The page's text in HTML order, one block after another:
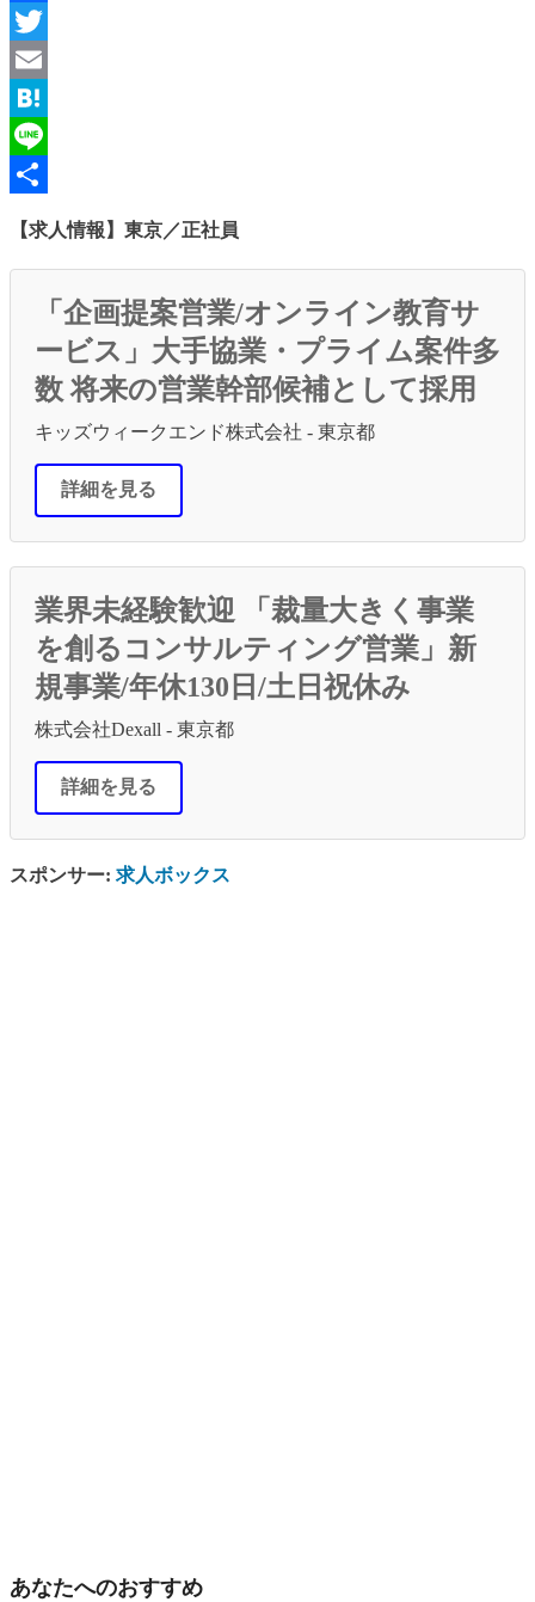
Facebook
Twitter
Email
Hatena
Line
【求人情報】東京／正社員
「企画提案営業/オンライン教育サ
ービス」大手協業・プライム案件多
数 将来の営業幹部候補として採用
キッズウィークエンド株式会社 - 東京都
詳細を見る
業界未経験歓迎 「裁量大きく事業
を創るコンサルティング営業」新
規事業/年休130日/土日祝休み
株式会社Dexall - 東京都
詳細を見る
スポンサー: 求人ボックス
あなたへのおすすめ